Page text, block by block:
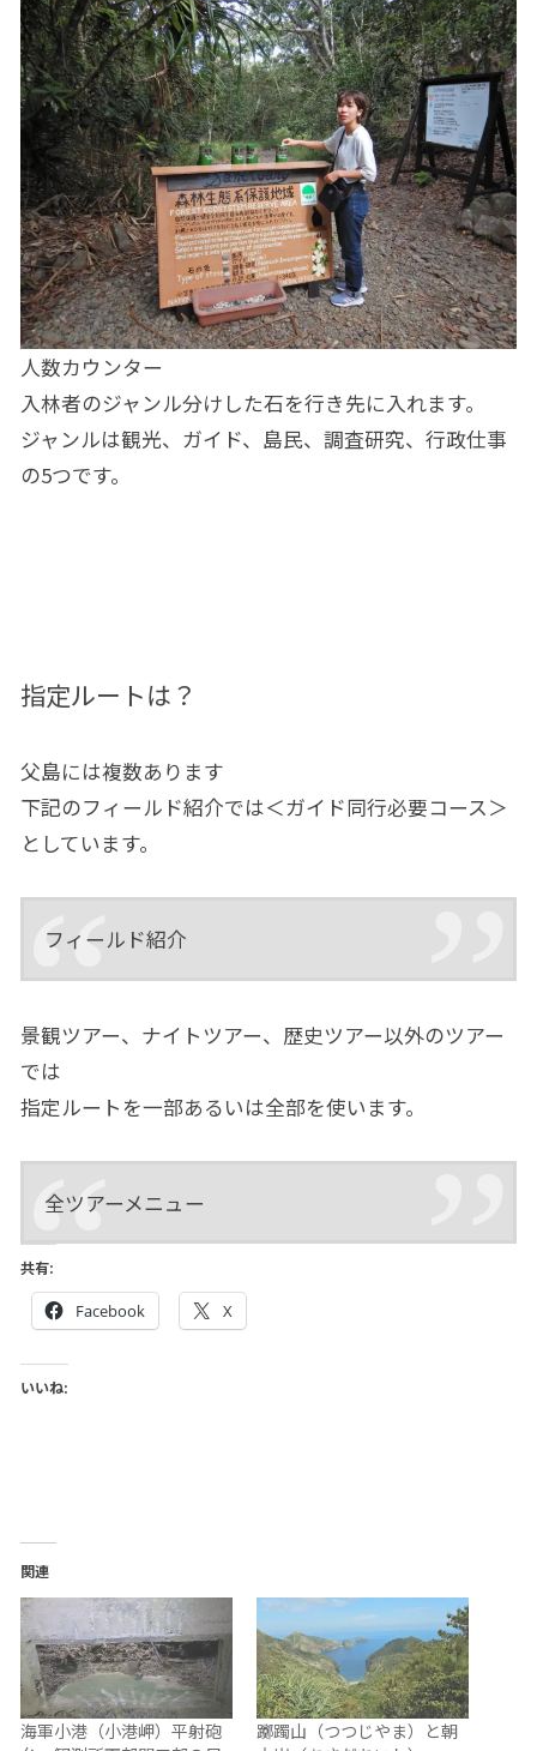
人数カウンター
入林者のジャンル分けした石を行き先に入れます。
ジャンルは観光、ガイド、島民、調査研究、行政仕事
の5つです。
指定ルートは？
父島には複数あります
下記のフィールド紹介では＜ガイド同行必要コース＞
としています。
フィールド紹介
景観ツアー、ナイトツアー、歴史ツアー以外のツアー
では
指定ルートを一部あるいは全部を使います。
全ツアーメニュー
共有:
Facebook X
いいね:
関連
海軍小港（小港岬）平射砲
躑躅山（つつじやま）と朝